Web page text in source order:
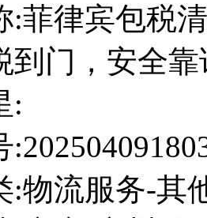
:菲律宾包税
到门，安全靠
:
:
:物流服务-其